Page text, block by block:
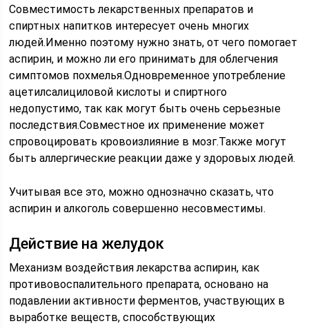
Совместимость лекарственных препаратов и
спиртных напитков интересует очень многих
людей.Именно поэтому нужно знать, от чего помогает
аспирин, и можно ли его принимать для облегчения
симптомов похмелья.Одновременное употребление
ацетилсалициловой кислоты и спиртного
недопустимо, так как могут быть очень серьезные
последствия.Совместное их применение может
спровоцировать кровоизлияние в мозг.Также могут
быть аллергические реакции даже у здоровых людей.
Учитывая все это, можно однозначно сказать, что
аспирин и алкоголь совершенно несовместимы.
Действие на желудок
Механизм воздействия лекарства аспирин, как
противовоспалительного препарата, основано на
подавлении активности ферментов, участвующих в
выработке веществ, способствующих